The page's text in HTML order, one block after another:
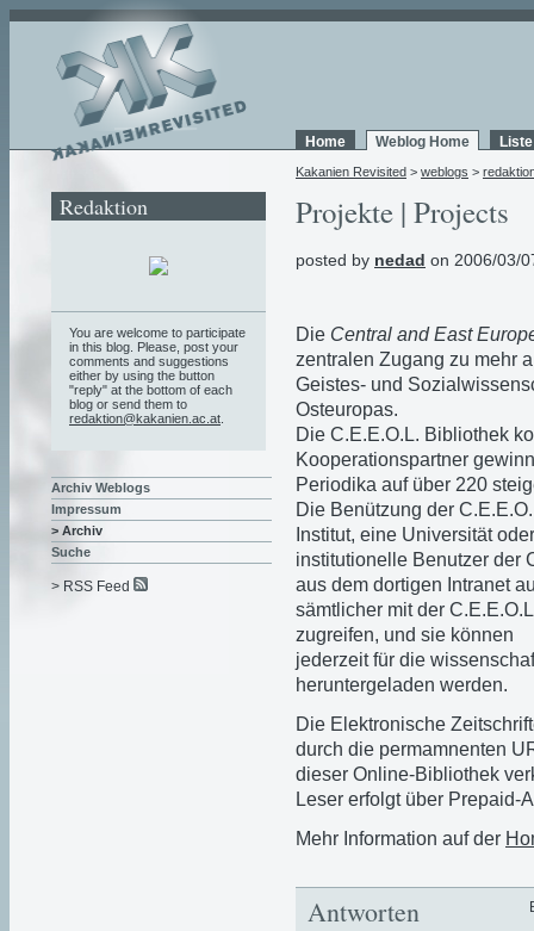
Home Weblog Home
Kakanien Revisited > weblogs >
Projekte | Projects
posted by nedad on 2006/03/
Die Central and East
zentralen Zugang zu mehr
Geistes- und
Osteuropas.
Die C.E.E.O.L. Bibliothek
Kooperationspartner
Periodika auf über 220
Die Benützung der
Institut, eine Universität
institutionelle Benutzer der
aus dem dortigen Intranet
sämtlicher mit der
zugreifen, und sie können
jederzeit für die
heruntergeladen werden.
Die Elektronische
durch die permamnenten
dieser Online-Bibliothek
Leser erfolgt über Prepaid-
Mehr Information auf der
Antworten
Redaktion
You are welcome to participate
in this blog. Please, post your
comments and suggestions
either by using the button
"reply" at the bottom of each
blog or send them to
redaktion@kakanien.ac.at
Archiv Weblogs
Impressum
> Archiv
Suche
> RSS Feed